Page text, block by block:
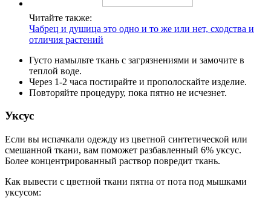
Читайте также:
Чабрец и душица это одно и то же или нет, сходства и
отличия растений
Густо намыльте ткань с загрязнениями и замочите в
теплой воде.
Через 1-2 часа постирайте и прополоскайте изделие.
Повторяйте процедуру, пока пятно не исчезнет.
Уксус
Если вы испачкали одежду из цветной синтетической или
смешанной ткани, вам поможет разбавленный 6% уксус.
Более концентрированный раствор повредит ткань.
Как вывести с цветной ткани пятна от пота под мышками
уксусом: